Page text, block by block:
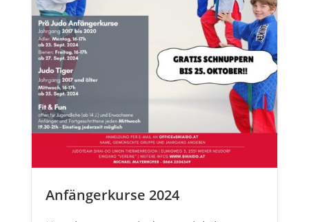
Anfängerkurse 2024